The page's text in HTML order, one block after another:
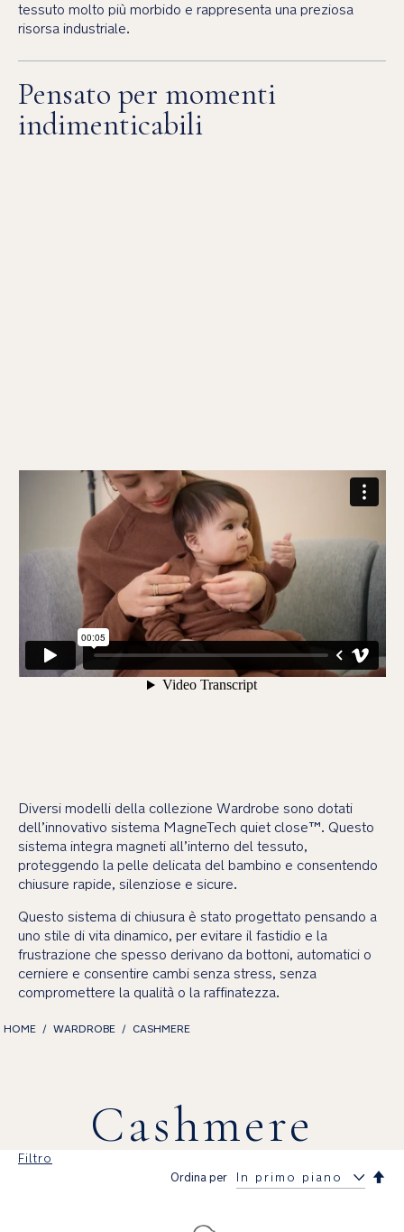
tessuto molto più morbido e rappresenta una preziosa
risorsa industriale.
Pensato per momenti
indimenticabili
Diversi modelli della collezione Wardrobe sono dotati
dell’innovativo sistema MagneTech quiet close™. Questo
sistema integra magneti all’interno del tessuto,
proteggendo la pelle delicata del bambino e consentendo
chiusure rapide, silenziose e sicure.
Questo sistema di chiusura è stato progettato pensando a
uno stile di vita dinamico, per evitare il fastidio e la
frustrazione che spesso derivano da bottoni, automatici o
cerniere e consentire cambi senza stress, senza
compromettere la qualità o la raffinatezza.
HOME WARDROBE CASHMERE
Cashmere
Filtro
Ordina per